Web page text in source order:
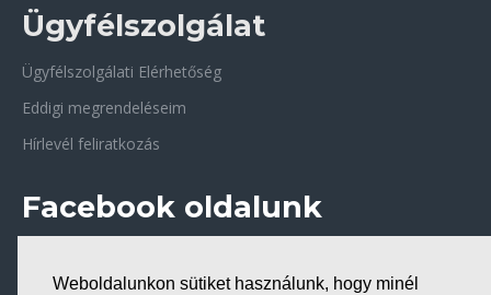
Weboldalunkon sütiket használunk, hogy minél
Ügyfélszolgálat
Ügyfélszolgálati Elérhetőség
Eddigi megrendeléseim
Hírlevél feliratkozás
Facebook oldalunk